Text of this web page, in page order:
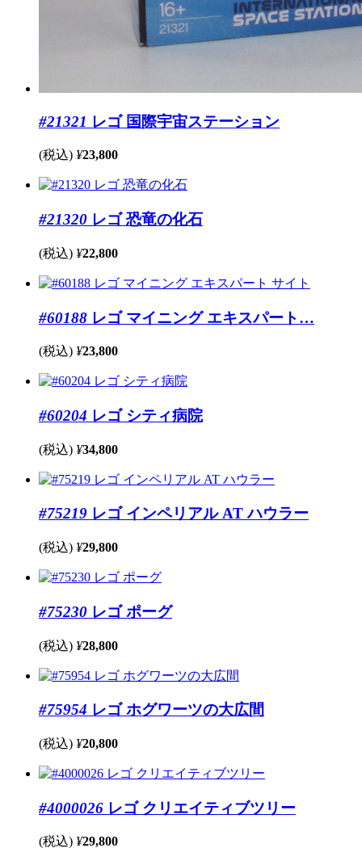
#21321 レゴ 国際宇宙ステーション
(税込) ¥23,800
#21320 レゴ 恐竜の化石
(税込) ¥22,800
#60188 レゴ マイニング エキスパート…
(税込) ¥23,800
#60204 レゴ シティ病院
(税込) ¥34,800
#75219 レゴ インペリアル AT ハウラー
(税込) ¥29,800
#75230 レゴ ポーグ
(税込) ¥28,800
#75954 レゴ ホグワーツの大広間
(税込) ¥20,800
#4000026 レゴ クリエイティブツリー
(税込) ¥29,800